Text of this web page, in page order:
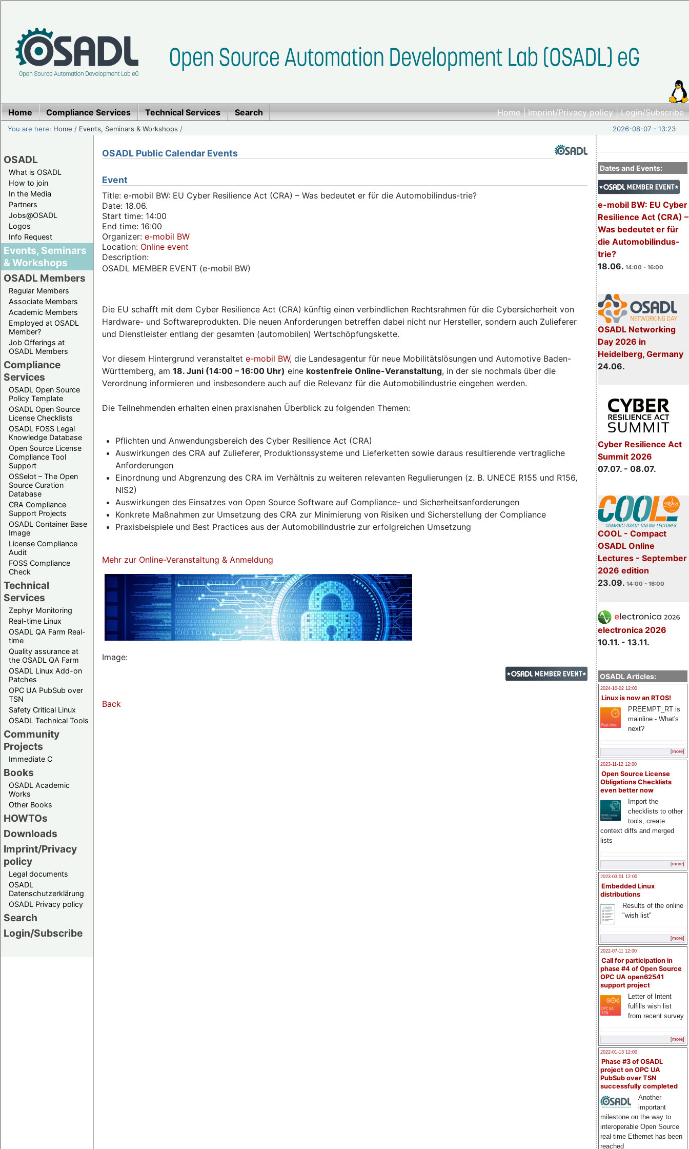
Home|Imprint/Privacy policy|Login/Subscribe
Home Compliance Services Technical Services Search
You are here: Home / Events, Seminars & Workshops / 2026-08-07 - 13:23
OSADL
What is OSADL
How to join
In the Media
Partners
Jobs@OSADL
Logos
Info Request
Events, Seminars
& Workshops
OSADL Members
Regular Members
Associate Members
Academic Members
Employed at OSADL
Member?
Job Offerings at
OSADL Members
Compliance
Services
OSADL Open Source
Policy Template
OSADL Open Source
License Checklists
OSADL FOSS Legal
Knowledge Database
Open Source License
Compliance Tool
Support
OSSelot – The Open
Source Curation
Database
CRA Compliance
Support Projects
OSADL Container Base
Image
License Compliance
Audit
FOSS Compliance
Check
Technical
Services
Zephyr Monitoring
Real-time Linux
OSADL QA Farm Real-
time
Quality assurance at
the OSADL QA Farm
OSADL Linux Add-on
Patches
OPC UA PubSub over
TSN
Safety Critical Linux
OSADL Technical Tools
Community
Projects
Immediate C
Books
OSADL Academic
Works
Other Books
HOWTOs
Downloads
Imprint/Privacy
policy
Legal documents
OSADL
Datenschutzerklärung
OSADL Privacy policy
Search
Login/Subscribe
Dates and Events:
e-mobil BW: EU Cyber
Resilience Act (CRA) –
Was bedeutet er für
die Automobilindus-
trie?
18.06. 14:00 - 16:00
OSADL Networking
Day 2026 in
Heidelberg, Germany
24.06.
Cyber Resilience Act
Summit 2026
07.07. - 08.07.
COOL - Compact
OSADL Online
Lectures - September
2026 edition
23.09. 14:00 - 16:00
electronica 2026
10.11. - 13.11.
OSADL Articles:
2024-10-02 12:00
Linux is now an RTOS!
PREEMPT_RT is
mainline - What's
next?
[more]
2023-11-12 12:00
Open Source License
Obligations Checklists
even better now
Import the
checklists to other
tools, create
context diffs and merged
lists
[more]
2023-03-01 12:00
Embedded Linux
distributions
Results of the online
"wish list"
[more]
2022-07-11 12:00
Call for participation in
phase #4 of Open Source
OPC UA open62541
support project
Letter of Intent
fulfills wish list
from recent survey
[more]
2022-01-13 12:00
Phase #3 of OSADL
project on OPC UA
PubSub over TSN
successfully completed
Another
important
milestone on the way to
interoperable Open Source
real-time Ethernet has been
reached
OSADL Public Calendar Events
Event
Title: e-mobil BW: EU Cyber Resilience Act (CRA) – Was bedeutet er für die Automobilindus-trie?
Date: 18.06.
Start time: 14:00
End time: 16:00
Organizer: e-mobil BW
Location: Online event
Description:
OSADL MEMBER EVENT (e-mobil BW)
Die EU schafft mit dem Cyber Resilience Act (CRA) künftig einen verbindlichen Rechtsrahmen für die Cybersicherheit von
Hardware- und Softwareprodukten. Die neuen Anforderungen betreffen dabei nicht nur Hersteller, sondern auch Zulieferer
und Dienstleister entlang der gesamten (automobilen) Wertschöpfungskette.
Vor diesem Hintergrund veranstaltet e-mobil BW, die Landesagentur für neue Mobilitätslösungen und Automotive Baden-
Württemberg, am 18. Juni (14:00 – 16:00 Uhr) eine kostenfreie Online-Veranstaltung, in der sie nochmals über die
Verordnung informieren und insbesondere auch auf die Relevanz für die Automobilindustrie eingehen werden.
Die Teilnehmenden erhalten einen praxisnahen Überblick zu folgenden Themen:
Pflichten und Anwendungsbereich des Cyber Resilience Act (CRA)
Auswirkungen des CRA auf Zulieferer, Produktionssysteme und Lieferketten sowie daraus resultierende vertragliche
Anforderungen
Einordnung und Abgrenzung des CRA im Verhältnis zu weiteren relevanten Regulierungen (z. B. UNECE R155 und R156,
NIS2)
Auswirkungen des Einsatzes von Open Source Software auf Compliance- und Sicherheitsanforderungen
Konkrete Maßnahmen zur Umsetzung des CRA zur Minimierung von Risiken und Sicherstellung der Compliance
Praxisbeispiele und Best Practices aus der Automobilindustrie zur erfolgreichen Umsetzung
Mehr zur Online-Veranstaltung & Anmeldung
Image:
Back